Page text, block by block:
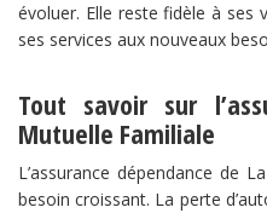
évoluer. Elle reste fidèle à ses
ses services aux nouveaux
Tout savoir sur
Mutuelle Familiale
L’assurance dépendance de
besoin croissant. La perte